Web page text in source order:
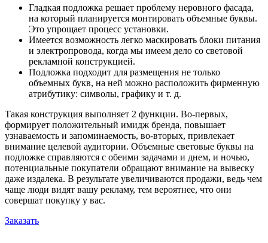
Гладкая подложка решает проблему неровного фасада,
на который планируется монтировать объемные буквы.
Это упрощает процесс установки.
Имеется возможность легко маскировать блоки питания
и электропровода, когда мы имеем дело со световой
рекламной конструкцией.
Подложка подходит для размещения не только
объемных букв, на ней можно расположить фирменную
атрибутику: символы, графику и т. д.
Такая конструкция выполняет 2 функции. Во-первых,
формирует положительный имидж бренда, повышает
узнаваемость и запоминаемость, во-вторых, привлекает
внимание целевой аудитории. Объемные световые буквы на
подложке справляются с обеими задачами и днем, и ночью,
потенциальные покупатели обращают внимание на вывеску
даже издалека. В результате увеличиваются продажи, ведь чем
чаще люди видят вашу рекламу, тем вероятнее, что они
совершат покупку у вас.
Заказать